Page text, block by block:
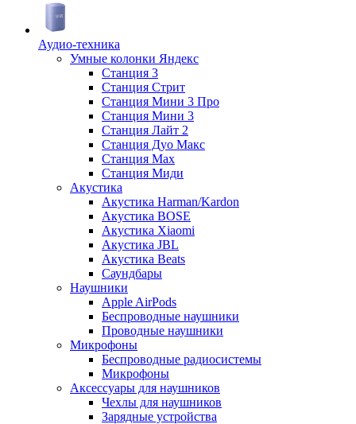
Аудио-техника
Умные колонки Яндекс
Станция 3
Станция Стрит
Станция Мини 3 Про
Станция Мини 3
Станция Лайт 2
Станция Дуо Макс
Станция Max
Станция Миди
Акустика
Акустика Harman/Kardon
Акустика BOSE
Акустика Xiaomi
Акустика JBL
Акустика Beats
Саундбары
Наушники
Apple AirPods
Беспроводные наушники
Проводные наушники
Микрофоны
Беспроводные радиосистемы
Микрофоны
Аксессуары для наушников
Чехлы для наушников
Зарядные устройства